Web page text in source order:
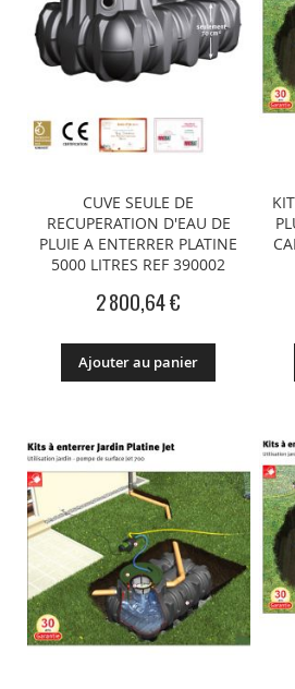
CUVE SEULE DE
RECUPERATION D'EAU DE
PLUIE A ENTERRER PLATINE
5000 LITRES REF 390002
2 800,64 €
Ajouter au panier